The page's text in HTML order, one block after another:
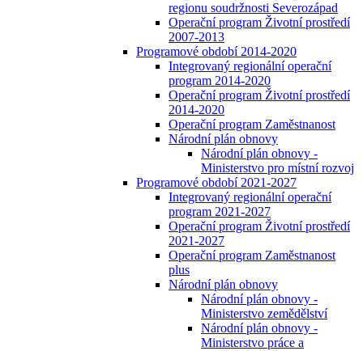
regionu soudržnosti Severozápad
Operační program Životní prostředí
2007-2013
Programové období 2014-2020
Integrovaný regionální operační
program 2014-2020
Operační program Životní prostředí
2014-2020
Operační program Zaměstnanost
Národní plán obnovy
Národní plán obnovy -
Ministerstvo pro místní rozvoj
Programové období 2021-2027
Integrovaný regionální operační
program 2021-2027
Operační program Životní prostředí
2021-2027
Operační program Zaměstnanost
plus
Národní plán obnovy
Národní plán obnovy -
Ministerstvo zemědělství
Národní plán obnovy -
Ministerstvo práce a